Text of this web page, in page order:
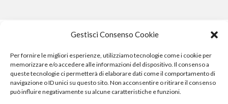
Gestisci Consenso Cookie
Per fornire le migliori esperienze, utilizziamo tecnologie come i cookie per
memorizzare e/o accedere alle informazioni del dispositivo. Il consenso a
queste tecnologie ci permetterà di elaborare dati come il comportamento di
navigazione o ID unici su questo sito. Non acconsentire o ritirare il consenso
può influire negativamente su alcune caratteristiche e funzioni.